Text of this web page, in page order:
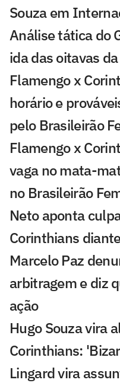
Souza em
Análise tática do
ida das oitavas
Flamengo x
horário e
pelo Brasileirão
Flamengo x
vaga no mata-
no Brasileirão
Neto aponta
Corinthians
Marcelo Paz
arbitragem e diz
ação
Hugo Souza vira
Corinthians:
Lingard vira